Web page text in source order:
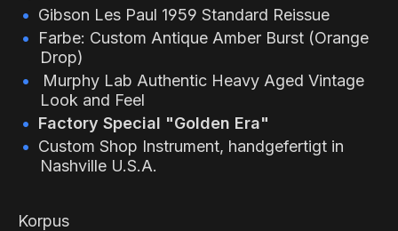
Gibson Les Paul 1959 Standard Reissue
Farbe: Custom Antique Amber Burst (Orange
Drop)
Murphy Lab Authentic Heavy Aged Vintage
Look and Feel
Factory Special "Golden Era"
Custom Shop Instrument, handgefertigt in
Nashville U.S.A.
Korpus